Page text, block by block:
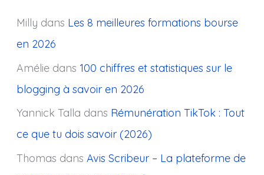
Milly dans Les 8 meilleures formations bourse
en 2026
Améliedans 100 chiffres et statistiques sur le
blogging à savoir en 2026
Yannick Talla dans Rémunération TikTok : Tout
ce que tu dois savoir (2026)
Thomas dans Avis Scribeur – La plateforme de